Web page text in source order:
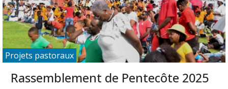
Projets pastoraux
Rassemblement de Pentecôte 2025